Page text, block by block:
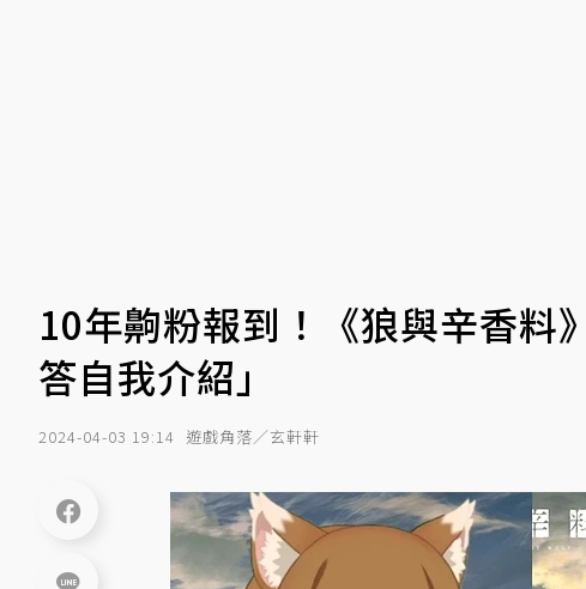
10年齁粉報到！《狼與辛香料
答自我介紹」
2024-04-03 19:14 遊戲角落／玄軒軒